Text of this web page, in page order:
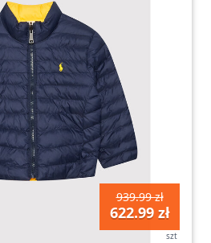
939.99 zł
622.99 zł
szt